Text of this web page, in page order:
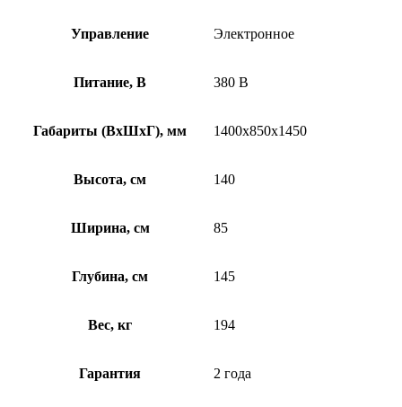
Управление Электронное
Питание, В 380 В
Габариты (ВхШхГ), мм 1400х850х1450
Высота, см 140
Ширина, см 85
Глубина, см 145
Вес, кг 194
Гарантия 2 года